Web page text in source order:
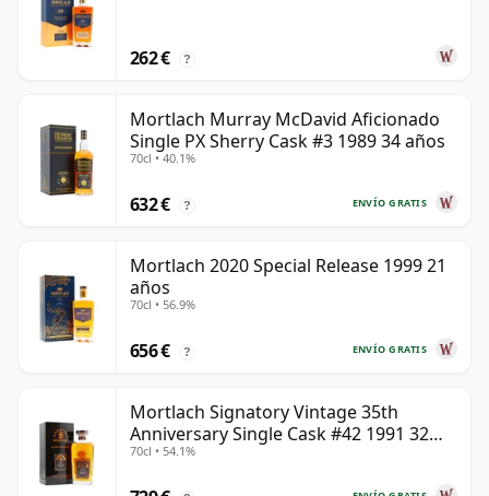
262 € ?
Mortlach Murray McDavid Aficionado
Single PX Sherry Cask #3 1989 34 años
70cl • 40.1%
ENVÍO GRATIS
632 € ?
Mortlach 2020 Special Release 1999 21
años
70cl • 56.9%
ENVÍO GRATIS
656 € ?
Mortlach Signatory Vintage 35th
Anniversary Single Cask #42 1991 32
años
70cl • 54.1%